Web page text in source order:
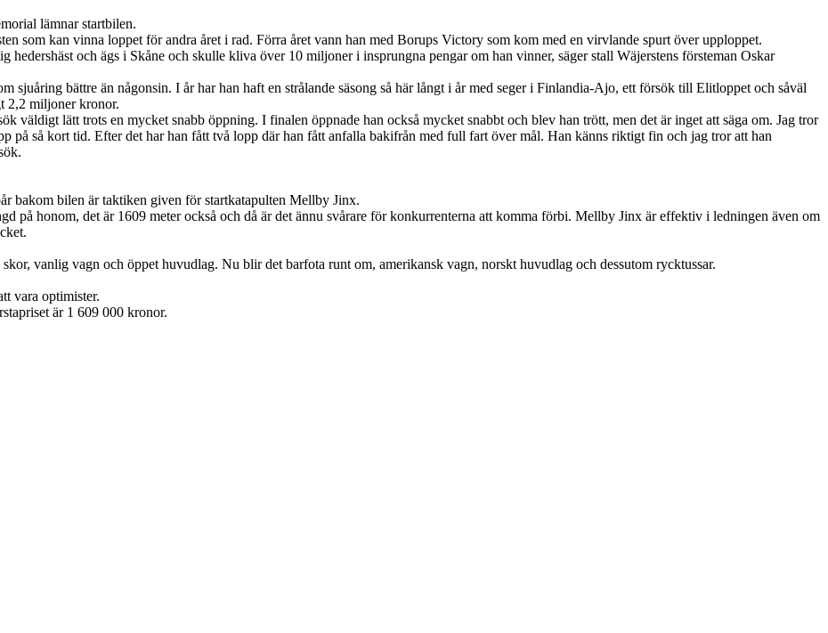
lämnar startbilen.
som kan vinna loppet för andra året i rad. Förra året vann han med Borups Victory som kom med en virvlande spurt över upploppet.
och ägs i Skåne och skulle kliva över 10 miljoner i insprungna pengar om han vinner, säger stall Wäjerstens försteman Oskar
sjuåring bättre än någonsin. I år har han haft en strålande säsong så här långt i år med seger i Finlandia-Ajo, ett försök till Elitloppet och såväl
2,2 miljoner kronor.
väldigt lätt trots en mycket snabb öppning. I finalen öppnade han också mycket snabbt och blev han trött, men det är inget att säga om. Jag tror
på så kort tid. Efter det har han fått två lopp där han fått anfalla bakifrån med full fart över mål. Han känns riktigt fin och jag tror att han
bakom bilen är taktiken given för startkatapulten Mellby Jinx.
på honom, det är 1609 meter också och då är det ännu svårare för konkurrenterna att komma förbi. Mellby Jinx är effektiv i ledningen även om
vanlig vagn och öppet huvudlag. Nu blir det barfota runt om, amerikansk vagn, norskt huvudlag och dessutom rycktussar.
vara optimister.
är 1 609 000 kronor.